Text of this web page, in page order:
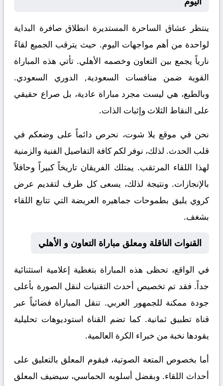
ينتظر عشاق الساحرة المستديرة انطلاق صافرة البداية
لواحدة من أهم مواجهات اليوم. حيث يترقب الجميع لقاءً
نارياً يجمع بين التعاون وخصمه الأهلي. تأتي هذه المباراة
القوية ضمن منافسات السعودية, الدوري السعودي.
وبالطبع، هي ليست مجرد مباراة عادية، بل صراع حقيقي
على النقاط الثلاث وإثبات الذات.
نحن في موقع يلا شوت، نحرص دائماً على وضعكم في
قلب الحدث. لذلك، نوفر لكم كافة التفاصيل الفنية والزمنية
لهذا اللقاء المرتقب. يمتلك الفريقان تاريخاً كبيراً وحافلاً
بالإنجازات. ونتيجة لذلك، يسعى كل طرف لتقديم عرض
كروي يليق بطموحات جماهيره العريضة التي تتابع اللقاء
بشغف.
القنوات الناقلة ومعلق مباراة التعاون و الأهلي
في الواقع، تحظى هذه المباراة بتغطية إعلامية استثنائية
جداً. فقد تم تخصيص أحدث التقنيات لنقل الصورة بأعلى
جودة ممكنة للجمهور العربي. تنقل المباراة فضائياً عبر
قناة تطبيق ثمانية. كما تضم القناة استوديوهات تحليلية
يقودها نخبة من خبراء الكرة العالمية.
أما بخصوص المتعة الصوتية، فيقوم المعلق بالتعليق على
أحداث اللقاء. وبفضل أسلوبه الحماسي، سيضيف المعلق